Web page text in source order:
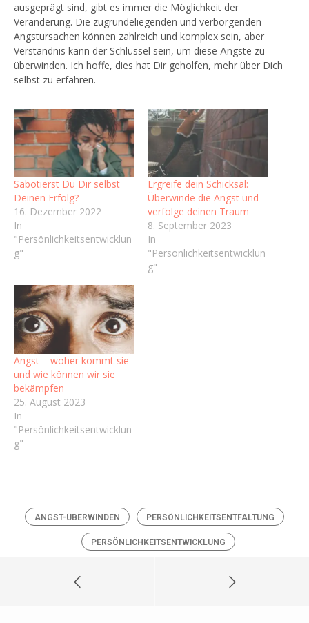
ausgeprägt sind, gibt es immer die Möglichkeit der
Veränderung. Die zugrundeliegenden und verborgenden
Angstursachen können zahlreich und komplex sein, aber
Verständnis kann der Schlüssel sein, um diese Ängste zu
überwinden. Ich hoffe, dies hat Dir geholfen, mehr über Dich
selbst zu erfahren.
Sabotierst Du Dir selbst
Deinen Erfolg?
16. Dezember 2022
In
"Persönlichkeitsentwicklun
g"
Ergreife dein Schicksal:
Überwinde die Angst und
verfolge deinen Traum
8. September 2023
In
"Persönlichkeitsentwicklun
g"
Angst – woher kommt sie
und wie können wir sie
bekämpfen
25. August 2023
In
"Persönlichkeitsentwicklun
g"
ANGST-ÜBERWINDEN PERSÖNLICHKEITSENTFALTUNG
PERSÖNLICHKEITSENTWICKLUNG